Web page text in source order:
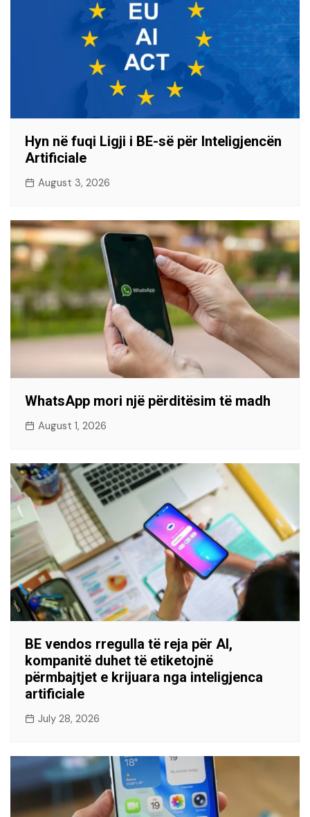
Hyn në fuqi Ligji i BE-së për Inteligjencën
Artificiale
August 3, 2026
WhatsApp mori një përditësim të madh
August 1, 2026
BE vendos rregulla të reja për AI,
kompanitë duhet të etiketojnë
përmbajtjet e krijuara nga inteligjenca
artificiale
July 28, 2026